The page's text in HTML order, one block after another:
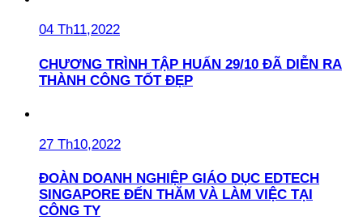
04 Th11,2022
CHƯƠNG TRÌNH TẬP HUẤN 29/10 ĐÃ DIỄN RA
THÀNH CÔNG TỐT ĐẸP
27 Th10,2022
ĐOÀN DOANH NGHIỆP GIÁO DỤC EDTECH
SINGAPORE ĐẾN THĂM VÀ LÀM VIỆC TẠI
CÔNG TY